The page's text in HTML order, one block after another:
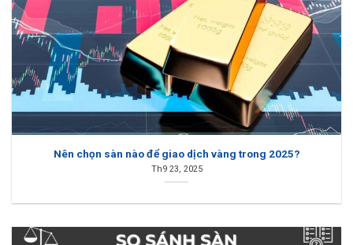
Nên chọn sàn nào để giao dịch vàng trong 2025?
Th9 23, 2025